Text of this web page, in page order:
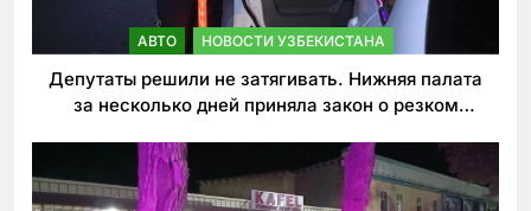
АВТО НОВОСТИ УЗБЕКИСТАНА
Депутаты решили не затягивать. Нижняя палата
за несколько дней приняла закон о резком